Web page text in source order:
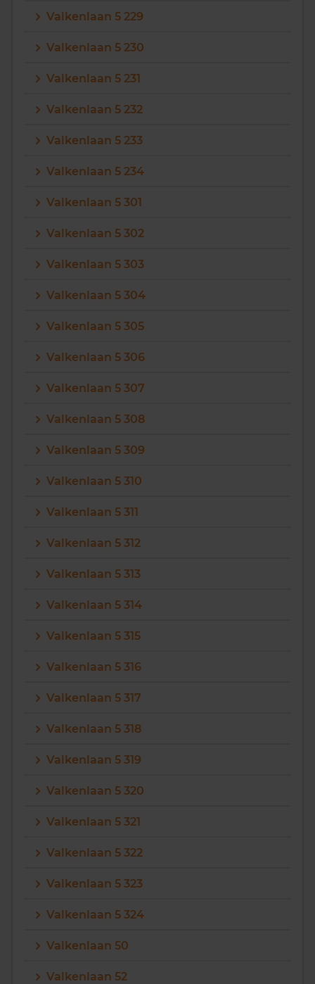
Valkenlaan 5 229
Valkenlaan 5 230
Valkenlaan 5 231
Valkenlaan 5 232
Valkenlaan 5 233
Valkenlaan 5 234
Valkenlaan 5 301
Valkenlaan 5 302
Valkenlaan 5 303
Valkenlaan 5 304
Valkenlaan 5 305
Valkenlaan 5 306
Valkenlaan 5 307
Valkenlaan 5 308
Valkenlaan 5 309
Valkenlaan 5 310
Valkenlaan 5 311
Valkenlaan 5 312
Valkenlaan 5 313
Valkenlaan 5 314
Valkenlaan 5 315
Valkenlaan 5 316
Valkenlaan 5 317
Valkenlaan 5 318
Valkenlaan 5 319
Valkenlaan 5 320
Valkenlaan 5 321
Valkenlaan 5 322
Valkenlaan 5 323
Valkenlaan 5 324
Valkenlaan 50
Valkenlaan 52